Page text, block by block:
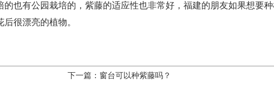
也有公园栽培的，紫藤的适应性也非常好，福建的朋友如果想要
很漂亮的植物。
下一篇：窗台可以种紫藤吗？